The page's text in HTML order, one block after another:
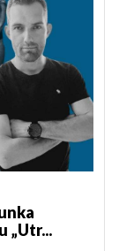
„Utr...